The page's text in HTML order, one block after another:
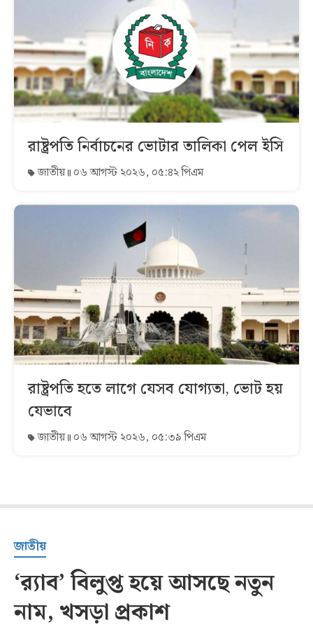
রাষ্ট্রপতি নির্বাচনের ভোটার তালিকা পেল ইসি
জাতীয় ০৬ আগস্ট ২০২৬, ০৫:৪২ পিএম
রাষ্ট্রপতি হতে লাগে যেসব যোগ্যতা, ভোট হয়
যেভাবে
জাতীয় ০৬ আগস্ট ২০২৬, ০৫:৩৯ পিএম
জাতীয়
‘র‍্যাব’ বিলুপ্ত হয়ে আসছে নতুন
নাম, খসড়া প্রকাশ